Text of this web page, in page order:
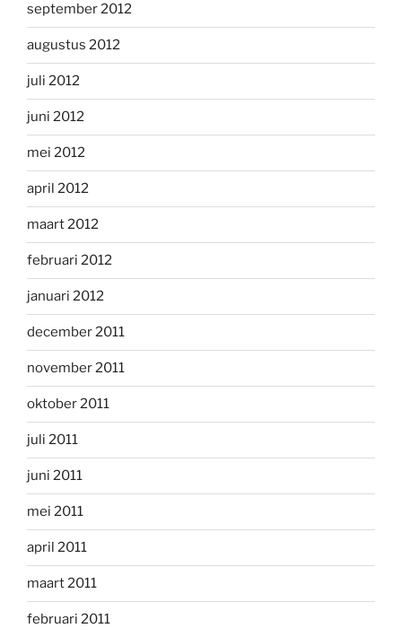
september 2012
augustus 2012
juli 2012
juni 2012
mei 2012
april 2012
maart 2012
februari 2012
januari 2012
december 2011
november 2011
oktober 2011
juli 2011
juni 2011
mei 2011
april 2011
maart 2011
februari 2011